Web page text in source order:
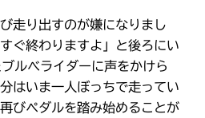
走り出すのが嫌になりまし
ぐ終わりますよ」と後ろにい
ルべライダーに声をかけら
はいま一人ぼっちで走ってい
びペダルを踏み始めることが